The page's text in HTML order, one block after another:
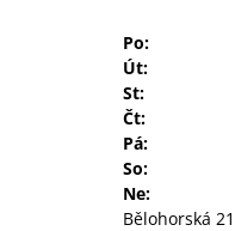
Po:
Út:
St:
Čt:
Pá:
So:
Ne:
Bělohorská